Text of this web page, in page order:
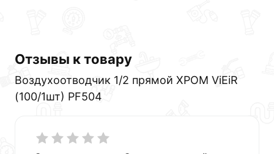
Отзывы к товару
Воздухоотводчик 1/2 прямой ХРОМ ViEiR
(100/1шт) PF504